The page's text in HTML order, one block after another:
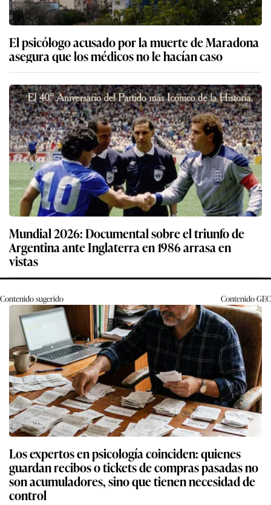
El psicólogo acusado por la muerte de Maradona
asegura que los médicos no le hacían caso
Mundial 2026: Documental sobre el triunfo de
Argentina ante Inglaterra en 1986 arrasa en
vistas
Contenido sugerido ContenidoGEC
Los expertos en psicología coinciden: quienes
guardan recibos o tickets de compras pasadas no
son acumuladores, sino que tienen necesidad de
control